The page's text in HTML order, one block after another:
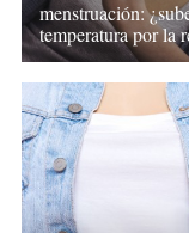
menstruación:
temperatura por la